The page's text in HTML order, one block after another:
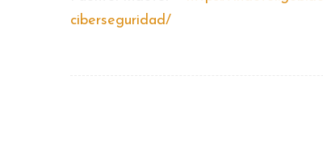
ciberseguridad/